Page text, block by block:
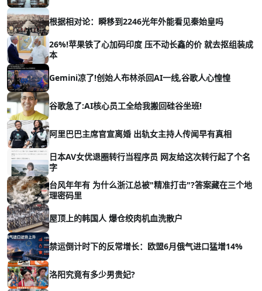
根据相对论：瞬移到2246光年外能看见秦始皇吗
26%!苹果铁了心加码印度 压不动长鑫的价 就去抠组装成
本
Gemini凉了!创始人布林杀回AI一线,谷歌人心惶惶
谷歌急了:AI核心员工全给我搬回硅谷坐班!
阿里巴巴主席官宣离婚 出轨女主持人传闻早有真相
日本AV女优退圈转行当程序员 网友给这次转行起了个名
字
台风年年有 为什么浙江总被"精准打击"?答案藏在三个地
理密码里
屋顶上的韩国人 爆仓绞肉机血洗散户
禁运倒计时下的反常增长：欧盟6月俄气进口猛增14%
洛阳究竟有多少男贵妃?